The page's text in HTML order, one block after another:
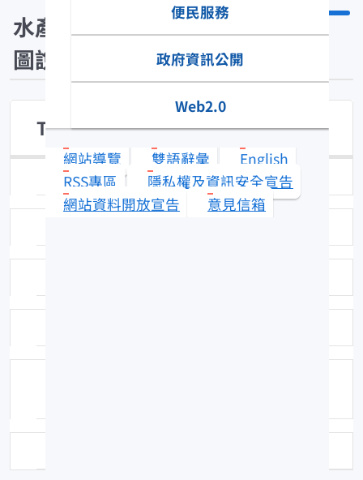
便民服務
政府資訊公開
Web2.0
網站導覽 雙語辭彙
English
RSS專區
隱私權及資訊安全宣告
網站資料開放宣告
意見信箱
水產生物
圖說
Trapezia septata
日期：39-01-01